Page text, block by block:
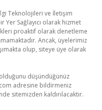
Teknolojileri ve İletişim
Yer Sağlayıcı olarak hizmet
proaktif olarak denetleme
Ancak, üyelerimiz
olup, siteye üye olarak
düşündüğünüz
adresine bildirmeniz
sitemizden kaldırılacaktır.